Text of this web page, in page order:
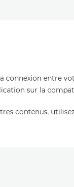
connexion entre
sur la
contenus,